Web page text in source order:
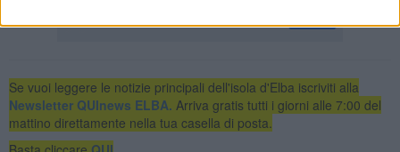
Se vuoi leggere le notizie principali dell'isola d'Elba iscriviti alla
Newsletter QUInews ELBA. Arriva gratis tutti i giorni alle 7:00 del
mattino direttamente nella tua casella di posta.